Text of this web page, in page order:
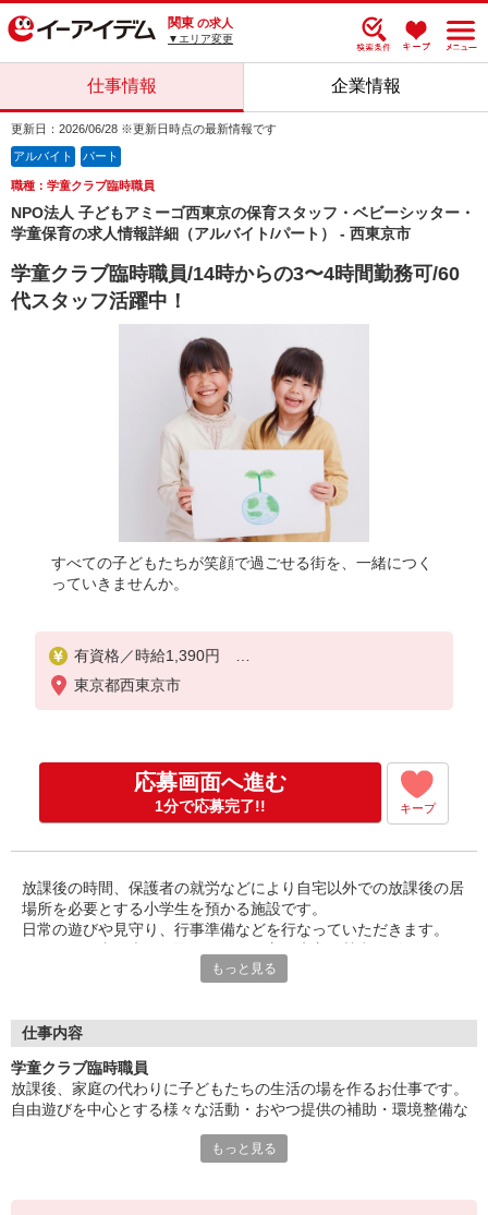
関東 の求人
▼エリア変更
仕事情報 企業情報
更新日：2026/06/28 ※更新日時点の最新情報です
アルバイト パート
職種：学童クラブ臨時職員
NPO法人 子どもアミーゴ西東京の保育スタッフ・ベビーシッター・
学童保育の求人情報詳細（アルバイト/パート） - 西東京市
学童クラブ臨時職員/14時からの3〜4時間勤務可/60
代スタッフ活躍中！
すべての子どもたちが笑顔で過ごせる街を、一緒につく
っていきませんか。
有資格／時給1,390円
無資格／時給1,290円
東京都西東京市
応募画面へ進む
1分で応募完了!! キープ
放課後の時間、保護者の就労などにより自宅以外での放課後の居
場所を必要とする小学生を預かる施設です。
日常の遊びや見守り、行事準備などを行なっていただきます。
あなたの笑顔で温かく楽しい場所にしてみませんか♪
現在、新しいスタッフを募集中！
子どもたちを大切に想える方であれば、喜んでお迎えいたしま
す。
もっと見る
仕事内容
学童クラブ臨時職員
放課後、家庭の代わりに子どもたちの生活の場を作るお仕事です。
自由遊びを中心とする様々な活動・おやつ提供の補助・環境整備な
常勤職員の補助をしていただきます。
もっと見る